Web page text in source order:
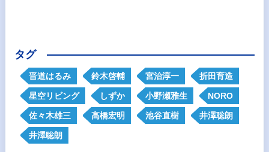
タグ
晋道はるみ 鈴木啓輔 宮治淳一 折田育造
星空リビング しずか 小野瀬雅生 NORO
佐々木雄三 高橋宏明 池谷直樹 井澤聡朗
井澤聡朗